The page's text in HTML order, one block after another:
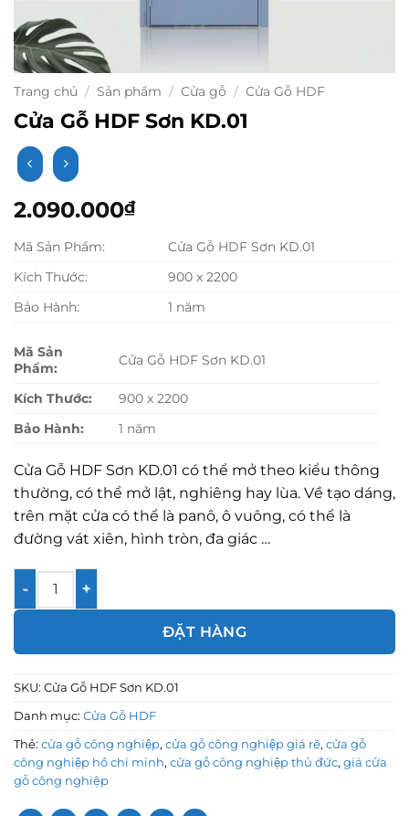
Trang chủ / Sản phẩm / Cửa gỗ / Cửa Gỗ HDF
Cửa Gỗ HDF Sơn KD.01
2.090.000₫
Mã Sản Phẩm:
Cửa Gỗ HDF Sơn KD.01
Kích Thước:
900 x 2200
Bảo Hành:
1 năm
Mã Sản
Phẩm:
Cửa Gỗ HDF Sơn KD.01
Kích Thước:
900 x 2200
Bảo Hành:
1 năm
Cửa Gỗ HDF Sơn KD.01 có thể mở theo kiểu thông
thường, có thể mở lật, nghiêng hay lùa. Về tạo dáng,
trên mặt cửa có thể là panô, ô vuông, có thể là
đường vát xiên, hình tròn, đa giác …
Cửa Gỗ HDF Sơn KD.01 số lượng
ĐẶT HÀNG
SKU: Cửa Gỗ HDF Sơn KD.01
Danh mục: Cửa Gỗ HDF
Thẻ: cửa gỗ công nghiệp, cửa gỗ công nghiệp giá rẽ, cửa gỗ
công nghiệp hồ chí minh, cửa gỗ công nghiệp thủ đức, giá cửa
gỗ công nghiệp